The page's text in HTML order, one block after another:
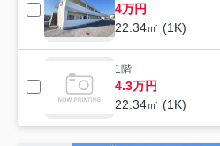
4万円
22.34㎡ (1K)
1階
4.3万円
22.34㎡ (1K)